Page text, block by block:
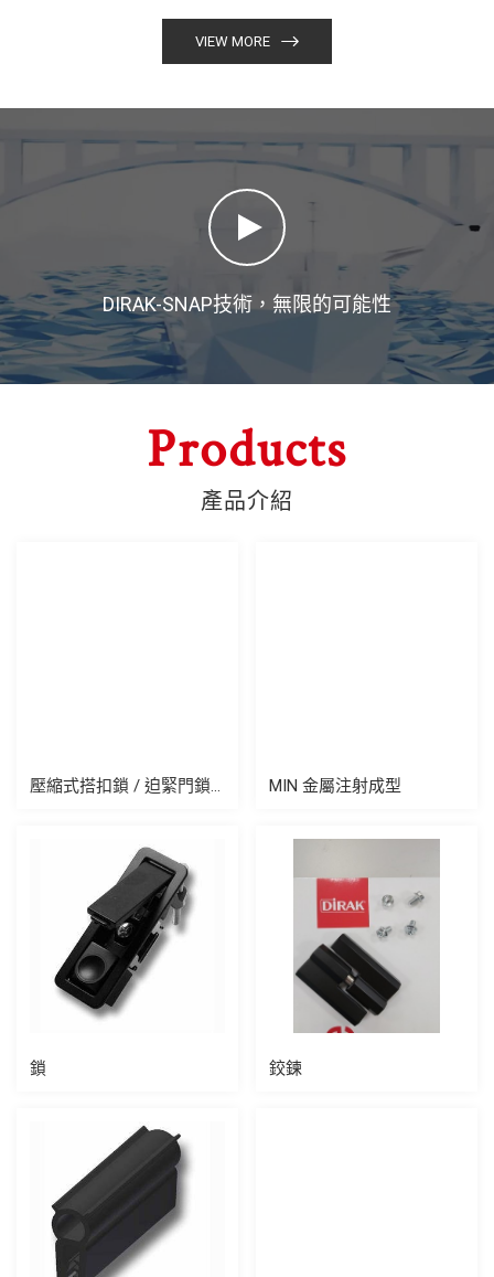
VIEW MORE
DIRAK-SNAP技術，無限的可能性
Products
產品介紹
壓縮式搭扣鎖 / 迫緊門鎖系統 Installation of Compression Latching System MIN 金屬注射成型
鎖 鉸鍊